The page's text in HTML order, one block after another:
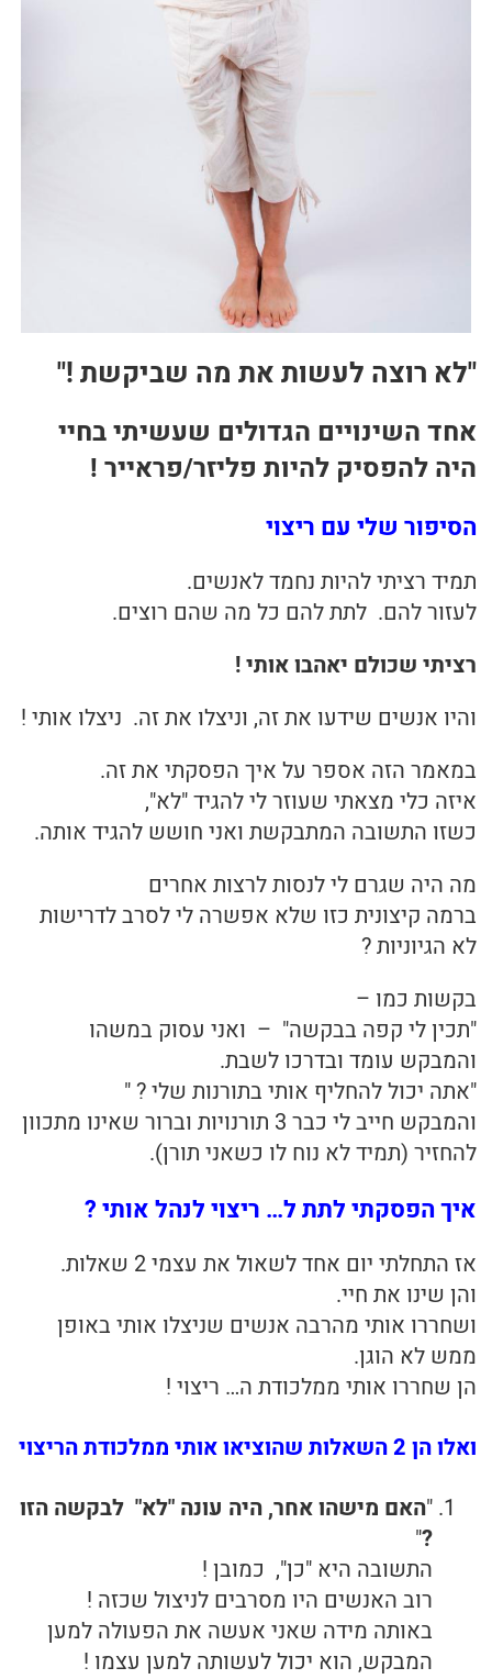
"לא רוצה לעשות את מה שביקשת !"
אחד השינויים הגדולים שעשיתי בחיי
היה להפסיק להיות פליזר/פראייר !
הסיפור שלי עם ריצוי
תמיד רציתי להיות נחמד לאנשים.
לעזור להם. לתת להם כל מה שהם רוצים.
רציתי שכולם יאהבו אותי !
והיו אנשים שידעו את זה, וניצלו את זה. ניצלו אותי !
במאמר הזה אספר על איך הפסקתי את זה.
איזה כלי מצאתי שעוזר לי להגיד "לא",
כשזו התשובה המתבקשת ואני חושש להגיד אותה.
מה היה שגרם לי לנסות לרצות אחרים
ברמה קיצונית כזו שלא אפשרה לי לסרב לדרישות
לא הגיוניות ?
בקשות כמו –
"תכין לי קפה בבקשה" – ואני עסוק במשהו
והמבקש עומד ובדרכו לשבת.
"אתה יכול להחליף אותי בתורנות שלי ? "
והמבקש חייב לי כבר 3 תורנויות וברור שאינו מתכוון
להחזיר (תמיד לא נוח לו כשאני תורן).
איך הפסקתי לתת ל… ריצוי לנהל אותי ?
אז התחלתי יום אחד לשאול את עצמי 2 שאלות.
והן שינו את חיי.
ושחררו אותי מהרבה אנשים שניצלו אותי באופן
ממש לא הוגן.
הן שחררו אותי ממלכודת ה… ריצוי !
ואלו הן 2 השאלות שהוציאו אותי ממלכודת הריצוי
"האם מישהו אחר, היה עונה "לא" לבקשה הזו
?
"
התשובה היא "כן", כמובן !
רוב האנשים היו מסרבים לניצול שכזה !
באותה מידה שאני אעשה את הפעולה למען
המבקש, הוא יכול לעשותה למען עצמו !